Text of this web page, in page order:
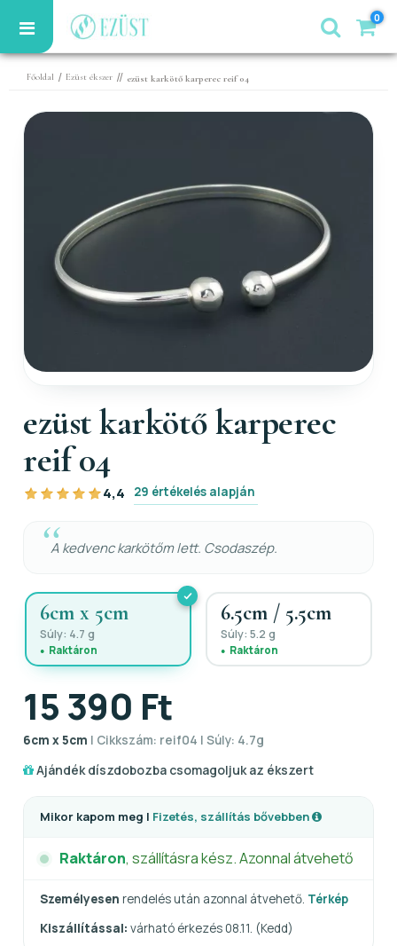
0
Főoldal / Ezüst ékszer // ezüst karkötő karperec reif 04
ezüst karkötő karperec
reif 04
4,4 29 értékelés alapján
A kedvenc karkötőm lett. Csodaszép.
6cm x 5cm
Súly: 4.7 g
Raktáron
6.5cm / 5.5cm
Súly: 5.2 g
Raktáron
15 390 Ft
6cm x 5cm | Cikkszám: reif04 | Súly: 4.7g
Ajándék díszdobozba csomagoljuk az ékszert
Mikor kapom meg | Fizetés, szállítás bővebben
Raktáron, szállításra kész. Azonnal átvehető
Személyesen rendelés után azonnal átvehető. Térkép
Kiszállítással: várható érkezés 08.11. (Kedd)